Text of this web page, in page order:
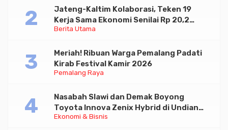
Berita Utama
Jateng-Kaltim Kolaborasi, Teken 19
Kerja Sama Ekonomi Senilai Rp 20,2
Triliun
Pemalang Raya
Meriah! Ribuan Warga Pemalang Padati
Kirab Festival Kamir 2026
Ekonomi & Bisnis
Nasabah Slawi dan Demak Boyong
Toyota Innova Zenix Hybrid di Undian
Tabungan Bima Bank Jateng